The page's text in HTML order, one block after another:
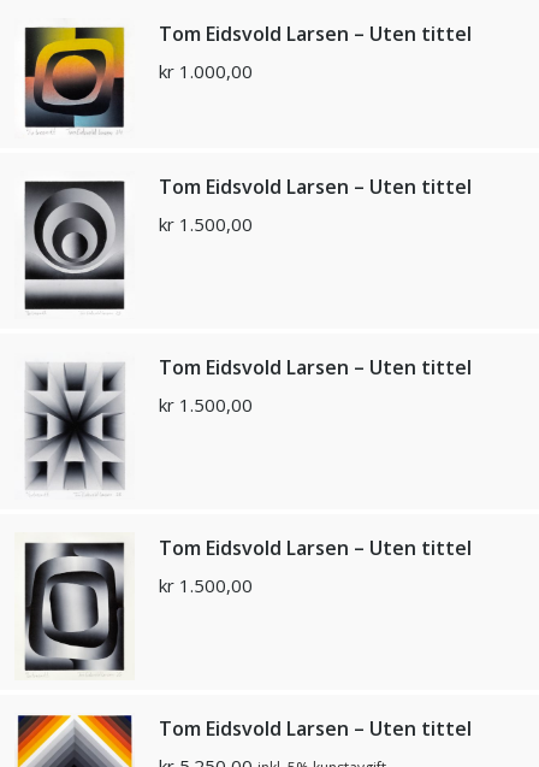
Tom Eidsvold Larsen – Uten tittel
kr 1.000,00
Tom Eidsvold Larsen – Uten tittel
kr 1.500,00
Tom Eidsvold Larsen – Uten tittel
kr 1.500,00
Tom Eidsvold Larsen – Uten tittel
kr 1.500,00
Tom Eidsvold Larsen – Uten tittel